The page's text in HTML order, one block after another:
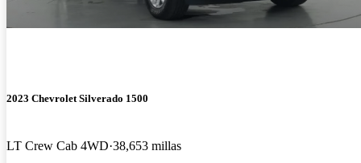
2023 Chevrolet Silverado 1500
LT Crew Cab 4WD 38,653 millas